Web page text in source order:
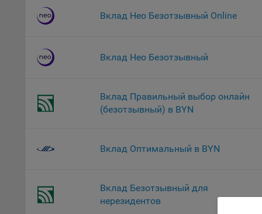
Вклад Нео Безотзывный Online
Вклад Нео Безотзывный
Вклад Правильный выбор онлайн
(безотзывный) в BYN
Вклад Оптимальный в BYN
Вклад Безотзывный для
нерезидентов